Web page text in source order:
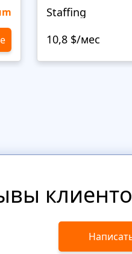
Staffing
10,8 $/мес